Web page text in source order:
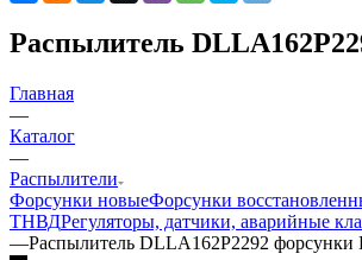
Распылитель
Главная
—
Каталог
—
Распылители
Форсунки новыеФорсунки
ТНВДРегуляторы, датчики, аварийные
—Распылитель DLLA162P2292 форсунки